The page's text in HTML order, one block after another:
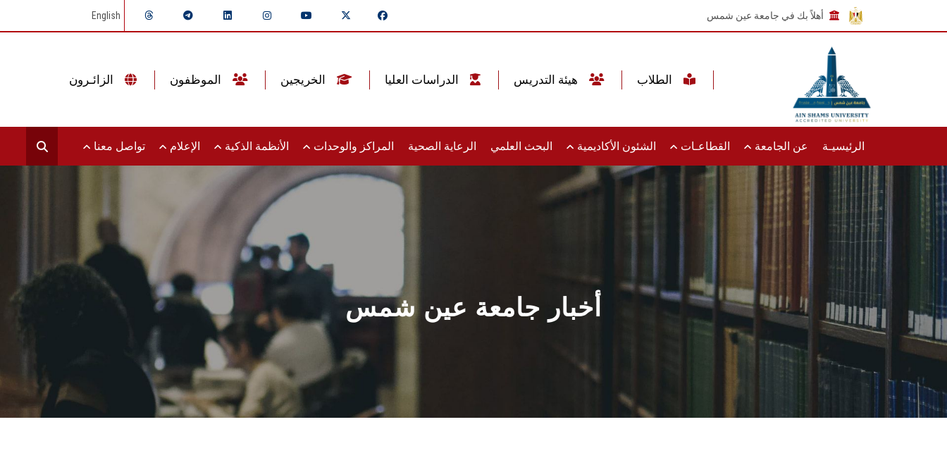
أهلاً بك في جامعة عين شمس English
الرئيسيـة عن الجامعة القطاعـات الشئون الأكاديمية البحث العلمي الرعاية الصحية المراكز والوحدات الأنظمة الذكية الإعلام تواصل معنا
أخبار جامعة عين شمس